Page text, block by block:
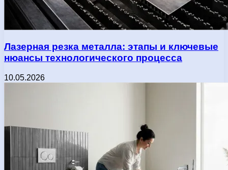
Лазерная резка металла: этапы и ключевые
нюансы технологического процесса
10.05.2026